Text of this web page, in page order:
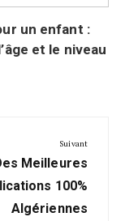
un enfant :
et le niveau
Suivant
Meilleures
100%
Algériennes